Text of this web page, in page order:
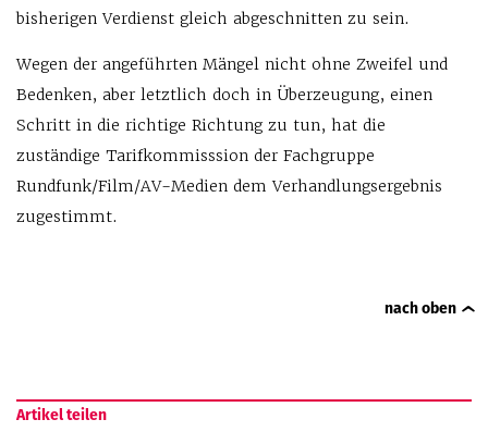
bisherigen Verdienst gleich abgeschnitten zu sein.
Wegen der angeführten Mängel nicht ohne Zweifel und
Bedenken, aber letztlich doch in Überzeugung, einen
Schritt in die richtige Richtung zu tun, hat die
zuständige Tarifkommisssion der Fachgruppe
Rundfunk/Film/AV-Medien dem Verhandlungsergebnis
zugestimmt.
nach oben
Artikel teilen